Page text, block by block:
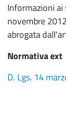
Informazioni ai
novembre
abrogata
Normativa ext
D. Lgs. 14